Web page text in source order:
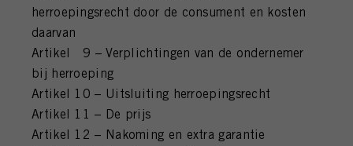
herroepingsrecht door de consument en kosten
daarvan
Artikel 9 – Verplichtingen van de ondernemer
bij herroeping
Artikel 10 – Uitsluiting herroepingsrecht
Artikel 11 – De prijs
Artikel 12 – Nakoming en extra garantie